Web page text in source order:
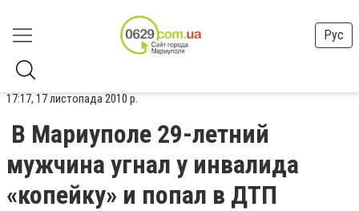
Рус
17:17, 17 листопада 2010 р.
В Мариуполе 29-летний
мужчина угнал у инвалида
«копейку» и попал в ДТП